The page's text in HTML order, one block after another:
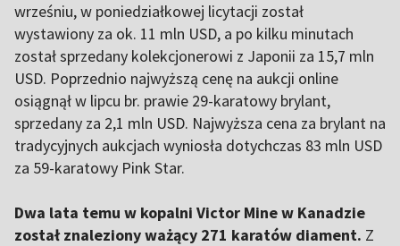
wrześniu, w poniedziałkowej licytacji został
wystawiony za ok. 11 mln USD, a po kilku minutach
został sprzedany kolekcjonerowi z Japonii za 15,7 mln
USD. Poprzednio najwyższą cenę na aukcji online
osiągnął w lipcu br. prawie 29-karatowy brylant,
sprzedany za 2,1 mln USD. Najwyższa cena za brylant na
tradycyjnych aukcjach wyniosła dotychczas 83 mln USD
za 59-karatowy Pink Star.
Dwa lata temu w kopalni Victor Mine w Kanadzie
został znaleziony ważący 271 karatów diament. Z